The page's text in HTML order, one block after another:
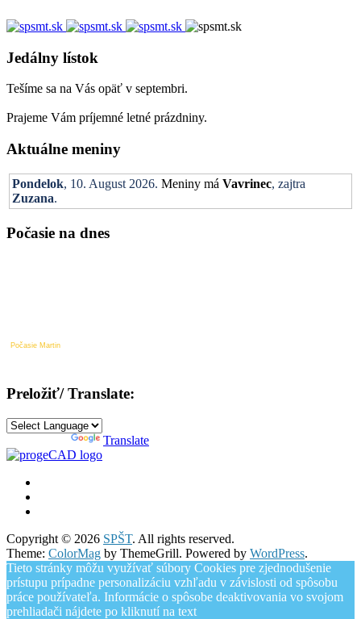
Jedálny lístok
Tešíme sa na Vás opäť v septembri.
Prajeme Vám príjemné letné prázdniny.
Aktuálne meniny
Pondelok, 10. August 2026. Meniny má Vavrinec, zajtra
Zuzana.
Počasie na dnes
Počasie Martin
Preložiť/ Translate:
Translate
Copyright © 2026 SPŠT. All rights reserved.
Theme: ColorMag by ThemeGrill. Powered by WordPress.
Tieto stránky môžu využívať súbory Cookies pre zjednodušenie
prístupu prípadne personalizáciu vzhľadu v závislosti od spôsobu
práce používateľa. Informácie o spôsobe deaktivovania vo svojom
prehliadači nájdete po kliknutí na text